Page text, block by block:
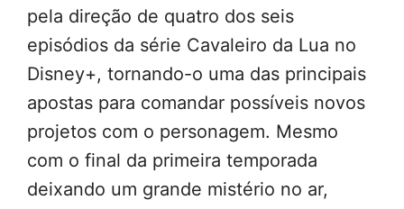
pela direção de quatro dos seis
episódios da série Cavaleiro da Lua no
Disney+, tornando-o uma das principais
apostas para comandar possíveis novos
projetos com o personagem. Mesmo
com o final da primeira temporada
deixando um grande mistério no ar,